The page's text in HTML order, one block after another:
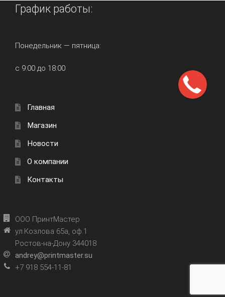
График работы:
Понедельник — пятница:
с 9:00 до 18:00
Главная
Магазин
Новости
О компании
Контакты
ООО ПринтМастер
ул.Козлова 65а, оф.1
Ростов-на-Дону 344018
andrey@printmaster.su
+7 918 554-11-81